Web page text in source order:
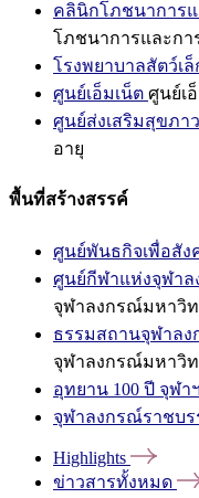
คลินิกโภชนาการ
โภชนาการและกา
โรงพยาบาลสัตว์เ
ศูนย์เอ็มเน็ต ศูนย์เ
ศูนย์ส่งเสริมสุขภา
อายุ
พื้นที่สร้างสรรค์
ศูนย์พันธกิจเพื่อสัง
ศูนย์กีฬาแห่งจุฬา
จุฬาลงกรณ์มหาวิ
ธรรมสถานจุฬาล
จุฬาลงกรณ์มหาวิ
อุทยาน 100 ปี จุฬาฯ
จุฬาลงกรณ์ราชบ
Highlights
ข่าวสารทั้งหมด